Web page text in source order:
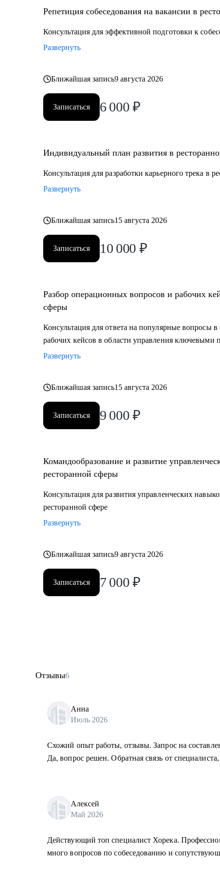
Кому могу помочь:
• Управляющим, Директорам и менеджерам
• Всем, кто хочет развиваться в сфере ресторанов
Репетиция собеседования на вакансии в
Консультация для эффективной подготовки к
Развернуть
Ближайшая запись9 августа 2026
Записаться 6 000 ₽
Индивидуальный план развития в
Консультация для разработки карьерного трека в
Развернуть
Ближайшая запись15 августа 2026
Записаться 10 000 ₽
Разбор операционных вопросов и рабочих
сферы
Консультация для ответа на популярные вопросы
рабочих кейсов в области управления ключевыми
Развернуть
Ближайшая запись15 августа 2026
Записаться 9 000 ₽
Командообразование и развитие
ресторанной сферы
Консультация для развития управленческих
ресторанной сфере
Развернуть
Ближайшая запись9 августа 2026
Записаться 7 000 ₽
Отзывы6
Анна
Июль 2026
Схожий опыт работы, отзывы. Запрос на
Да, вопрос решен. Обратная связь от
Алексей
Май 2026
Действующий топ специалист Хорека.
много вопросов по собеседованию и